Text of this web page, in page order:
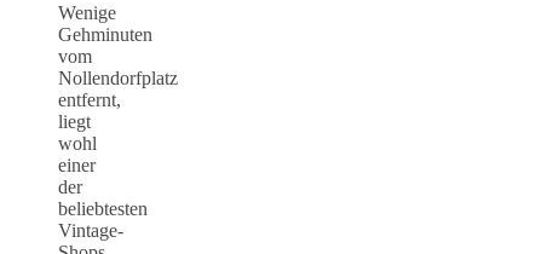
Wenige
Gehminuten
vom
Nollendorfplatz
entfernt,
liegt
wohl
einer
der
beliebtesten
Vintage-